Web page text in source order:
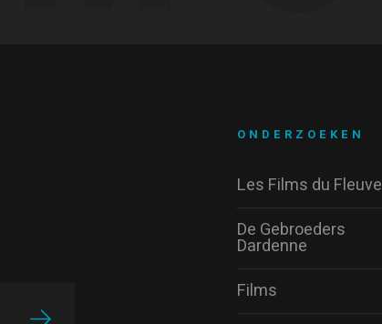
ONDERZOEKEN
Les Films du Fleuve
De Gebroeders
Dardenne
Films